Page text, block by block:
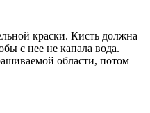
краски. Кисть должна
с нее не капала вода.
области, потом